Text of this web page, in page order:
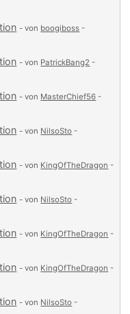
- von boogiboss -
- von PatrickBang2 -
- von MasterChief56 -
- von NilsoSto -
- von KingOfTheDragon -
- von NilsoSto -
- von KingOfTheDragon -
- von KingOfTheDragon -
- von NilsoSto -